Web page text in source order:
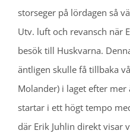
storseger på lördagen så
Utv. luft och revansch när
besök till Huskvarna.
äntligen skulle få tillbaka
Molander) i laget efter mer
startar i ett högt tempo
där Erik Juhlin direkt visar